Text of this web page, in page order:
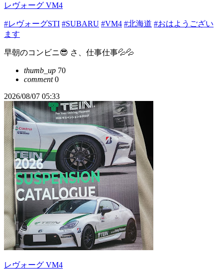
レヴォーグ VM4
#レヴォーグSTI #SUBARU #VM4 #北海道 #おはようござい
ます
早朝のコンビニ😎 さ、仕事仕事💦💦
thumb_up 70
comment0
2026/08/07 05:33
レヴォーグ VM4